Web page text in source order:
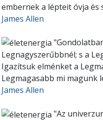
embernek a lépteit óvja és
James Allen
Legnagyszerűbbnél; s a
Igazítsuk elménket a
Legmagasabb mi magunk
James Allen
"Az